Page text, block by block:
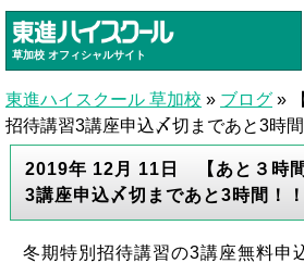
草加校 オフィシャルサイト
東進ハイスクール 草加校 » ブログ »
招待講習3講座申込〆切まであと3時間
2019年 12月 11日 【あと３時
3講座申込〆切まであと3時間！！
冬期特別招待講習の3講座無料申